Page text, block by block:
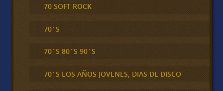
70 SOFT ROCK
70´S
70´S 80´S 90´S
70´S LOS AÑOS JOVENES, DIAS DE DISCO